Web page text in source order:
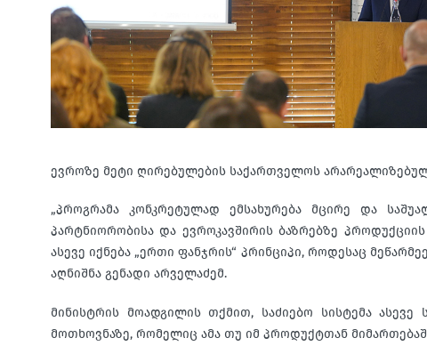
ევროზე მეტი ღირებულების საქართველოს
„პროგრამა კონკრეტულად ემსახურება მცირე და
პარტნიორობისა და ევროკავშირის ბაზრებზე
ასევე იქნება „ერთი ფანჯრის“ პრინციპი, როდესაც
აღნიშნა გენადი არველაძემ.
მინისტრის მოადგილის თქმით, საძიებო სისტემა
მოთხოვნაზე, რომელიც ამა თუ იმ პროდუქტთან